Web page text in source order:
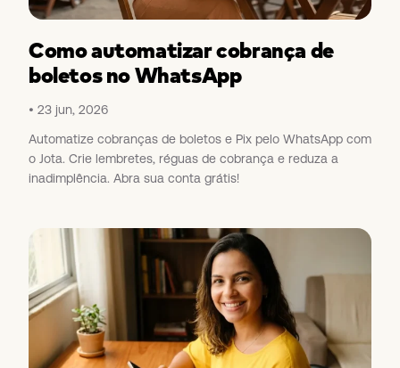
Como automatizar cobrança de
boletos no WhatsApp
23 jun, 2026
Automatize cobranças de boletos e Pix pelo WhatsApp com
o Jota. Crie lembretes, réguas de cobrança e reduza a
inadimplência. Abra sua conta grátis!